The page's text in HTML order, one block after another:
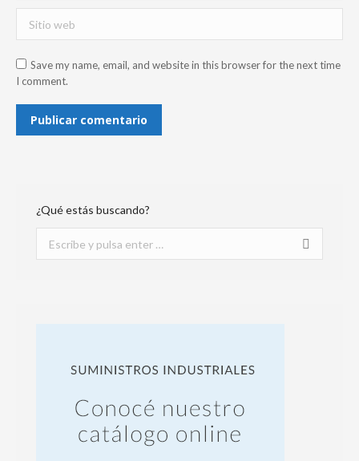
Save my name, email, and website in this browser for the next time
I comment.
Publicar comentario
¿Qué estás buscando?